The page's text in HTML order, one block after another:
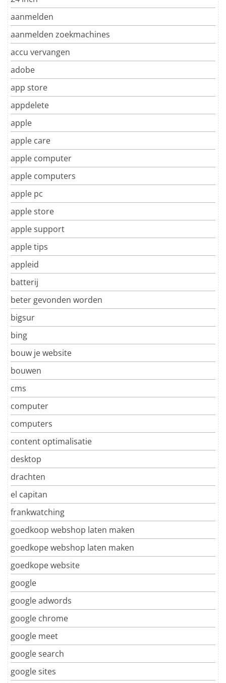
aanmelden
aanmelden zoekmachines
accu vervangen
adobe
app store
appdelete
apple
apple care
apple computer
apple computers
apple pc
apple store
apple support
apple tips
appleid
batterij
beter gevonden worden
bigsur
bing
bouw je website
bouwen
cms
computer
computers
content optimalisatie
desktop
drachten
el capitan
frankwatching
goedkoop webshop laten maken
goedkope webshop laten maken
goedkope website
google
google adwords
google chrome
google meet
google search
google sites